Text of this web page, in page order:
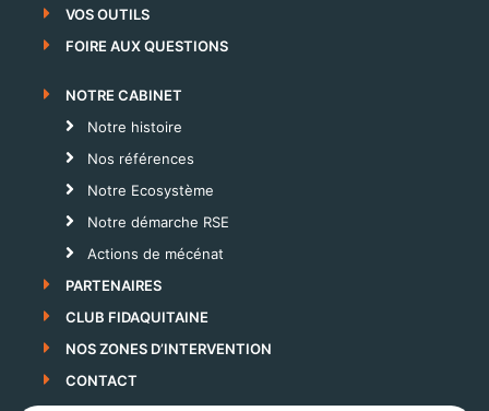
VOS OUTILS
FOIRE AUX QUESTIONS
NOTRE CABINET
Notre histoire
Nos références
Notre Ecosystème
Notre démarche RSE
Actions de mécénat
PARTENAIRES
CLUB FIDAQUITAINE
NOS ZONES D’INTERVENTION
CONTACT